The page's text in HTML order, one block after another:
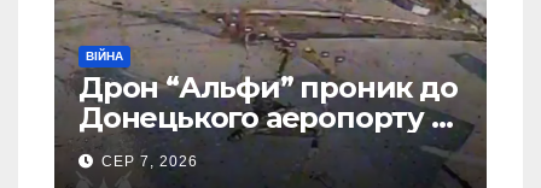
ВІЙНА
Дрон “Альфи” проник до
Донецького аеропорту та
спалив “Шахед” ще до
запуску
СЕР 7, 2026